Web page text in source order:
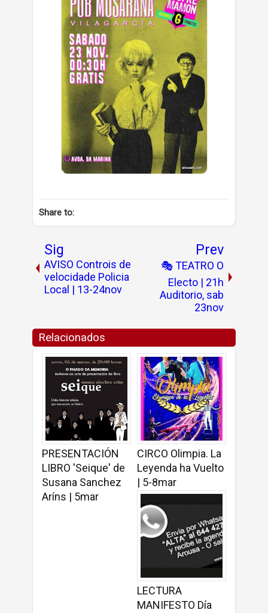
Share to:
Sig
AVISO Controis de
velocidade Policia
Local | 13-24nov
Prev
🎭 TEATRO O
Electo | 21h
Auditorio, sab
23nov
Relacionados
PRESENTACIÓN
LIBRO 'Seique' de
Susana Sanchez
Aríns | 5mar
CIRCO Olimpia. La
Leyenda ha Vuelto
| 5-8mar
LECTURA
MANIFESTO Día